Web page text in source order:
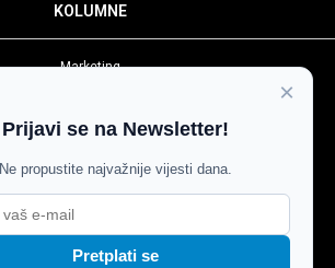
KOLUMNE
Marketing
Impressum
Pravila komentiranja
Agroglas
×
Prijavi se na Newsletter!
Ne propustite najvažnije vijesti dana.
Pretplati se